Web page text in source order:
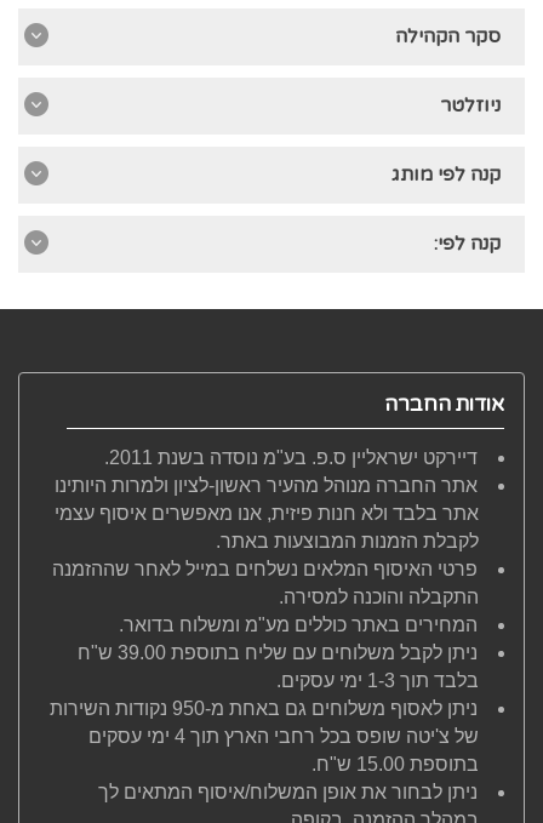
סקר הקהילה
ניוזלטר
קנה לפי מותג
קנה לפי:
אודות החברה
דיירקט ישראליין ס.פ. בע"מ נוסדה בשנת 2011.
אתר החברה מנוהל מהעיר ראשון-לציון ולמרות היותינו
אתר בלבד ולא חנות פיזית, אנו מאפשרים איסוף עצמי
לקבלת הזמנות המבוצעות באתר.
פרטי האיסוף המלאים נשלחים במייל לאחר שההזמנה
התקבלה והוכנה למסירה.
המחירים באתר כוללים מע"מ ומשלוח בדואר.
ניתן לקבל משלוחים עם שליח בתוספת 39.00 ש"ח
בלבד תוך 1-3 ימי עסקים.
ניתן לאסוף משלוחים גם באחת מ-950 נקודות השירות
של צ'יטה שופס בכל רחבי הארץ תוך 4 ימי עסקים
בתוספת 15.00 ש"ח.
ניתן לבחור את אופן המשלוח/איסוף המתאים לך